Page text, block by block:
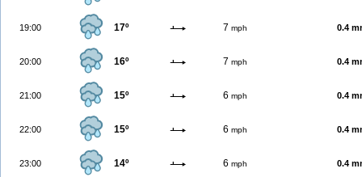
19:00 17º 7 mph 0.4
20:00 16º 7 mph 0.4
21:00 15º 6 mph 0.4
22:00 15º 6 mph 0.4
23:00 14º 6 mph 0.4